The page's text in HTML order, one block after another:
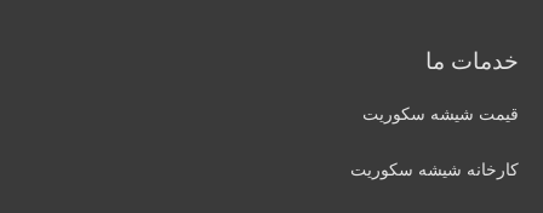
خدمات ما
قیمت شیشه سکوریت
کارخانه شیشه سکوریت